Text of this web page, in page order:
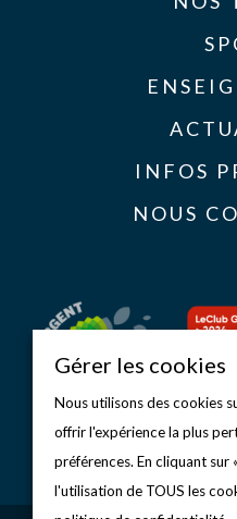
INFOS
NOUS
Gérer les cookies
Nous utilisons des cookies
offrir l'expérience la plus
préférences. En cliquant sur
l'utilisation de TOUS les